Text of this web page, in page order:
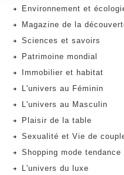
Environnement et
Magazine de la
Sciences et savoirs
Patrimoine mondial
Immobilier et habitat
L'univers au Féminin
L'univers au Masculin
Plaisir de la table
Sexualité et Vie de
Shopping mode tendance
L'univers du luxe